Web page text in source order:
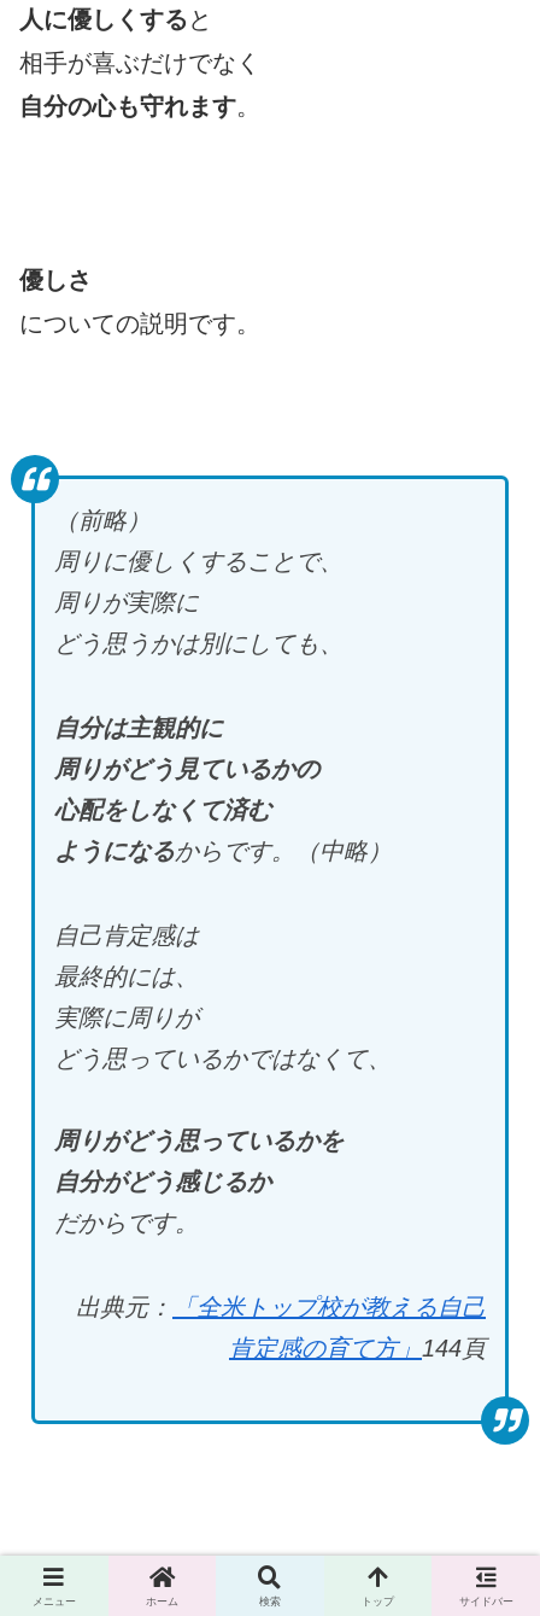
人に優しくする と
相手が喜ぶだけでなく
自分の心も守れます。
優しさ
についての説明です。
（前略）
周りに優しくすることで、
周りが実際に
どう思うかは別にしても、
自分は主観的に
周りがどう見ているかの
心配をしなくて済む
ようになるからです。（中略）
自己肯定感は
最終的には、
実際に周りが
どう思っているかではなくて、
周りがどう思っているかを
自分がどう感じるか
だからです。
出典元：
「全米トップ校が教える自己
肯定感の育て方」 144頁
優しい ＝ 人に喜ばれる
メニュー ホーム 検索 トップ サイドバー